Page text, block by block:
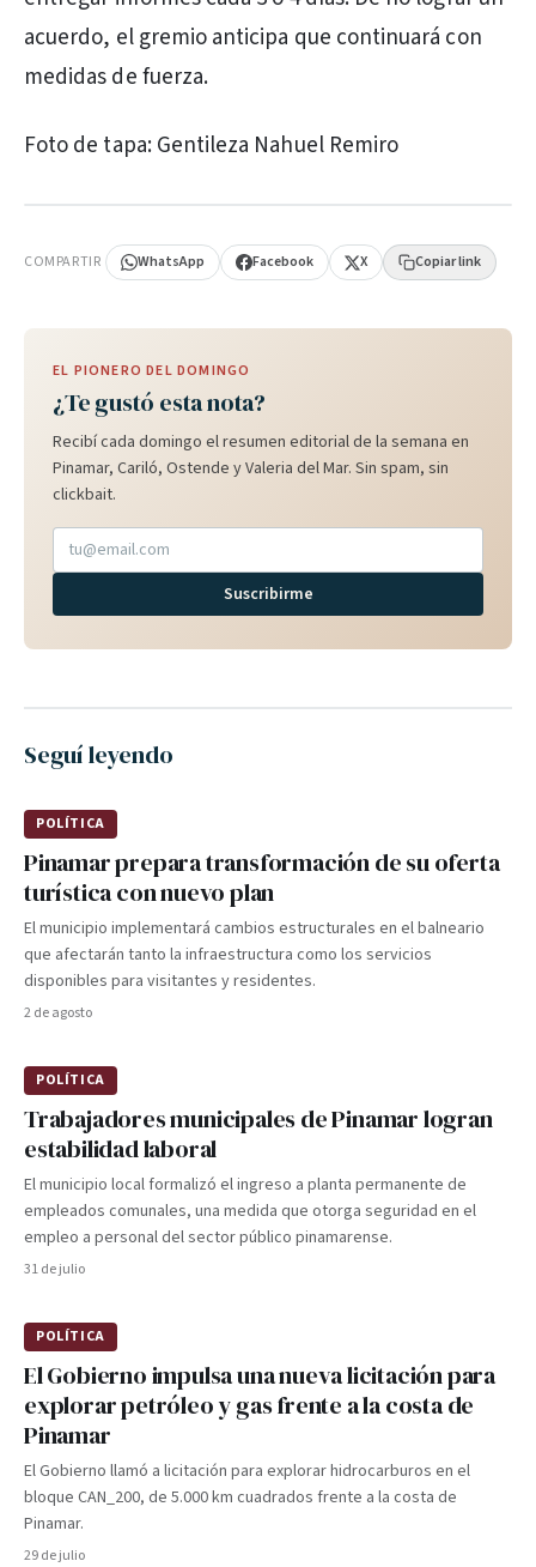
acuerdo, el gremio anticipa que continuará con
medidas de fuerza.
Foto de tapa: Gentileza Nahuel Remiro
COMPARTIR WhatsApp Facebook X Copiar link
EL PIONERO DEL DOMINGO
¿Te gustó esta nota?
Recibí cada domingo el resumen editorial de la semana en
Pinamar, Cariló, Ostende y Valeria del Mar. Sin spam, sin
clickbait.
Suscribirme
Seguí leyendo
POLÍTICA
Pinamar prepara transformación de su oferta
turística con nuevo plan
El municipio implementará cambios estructurales en el balneario
que afectarán tanto la infraestructura como los servicios
disponibles para visitantes y residentes.
2 de agosto
POLÍTICA
Trabajadores municipales de Pinamar logran
estabilidad laboral
El municipio local formalizó el ingreso a planta permanente de
empleados comunales, una medida que otorga seguridad en el
empleo a personal del sector público pinamarense.
31 de julio
POLÍTICA
El Gobierno impulsa una nueva licitación para
explorar petróleo y gas frente a la costa de
Pinamar
El Gobierno llamó a licitación para explorar hidrocarburos en el
bloque CAN_200, de 5.000 km cuadrados frente a la costa de
Pinamar.
29 de julio